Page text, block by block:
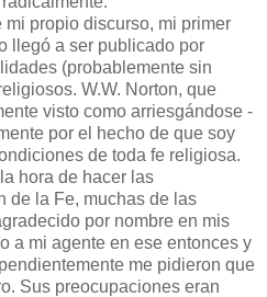
propio discurso, mi primer
llegó a ser publicado por
(probablemente sin
W.W. Norton, que
visto como arriesgándose -
por el hecho de que soy
de toda fe religiosa.
hora de hacer las
de la Fe, muchas de las
por nombre en mis
a mi agente en ese entonces y
me pidieron que
Sus preocupaciones eran